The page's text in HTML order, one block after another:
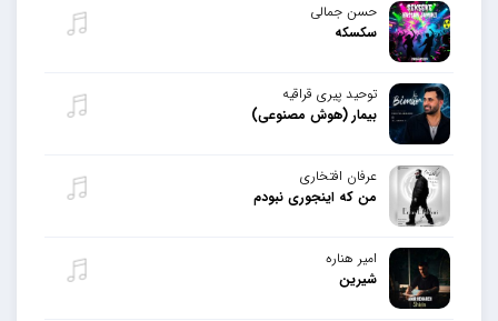
حسن جمالی
سکسکه
توحید پیری قراقیه
بیمار (هوش مصنوعی)
عرفان افتخاری
من که اینجوری نبودم
امیر هناره
شیرین